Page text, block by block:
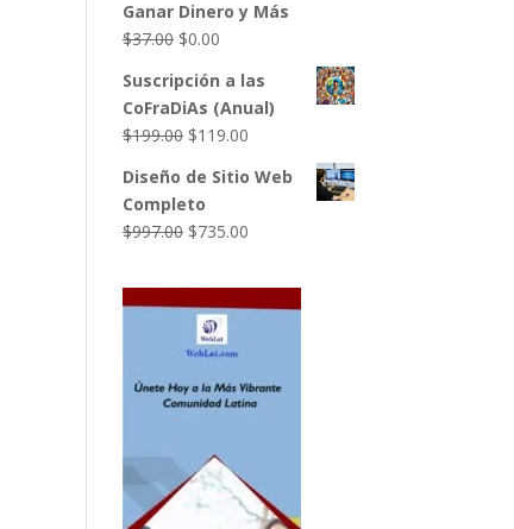
$49.00.$27.00.
Ganar Dinero y Más
$37.00 El
original
era:
$37.00.
$0.00
actual
es:
$0.00.
Suscripción a las
CoFraDiAs (Anual)
$199.00 El
original
era:
$199.00.
$119.00
actual
Diseño de Sitio Web
Completo
$997.00 El
original
era:
$997.00.
$735.00
actual
es: